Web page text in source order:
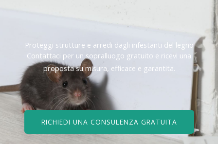
Proteggi strutture e arredi dagli infestanti del legno
Contattaci per un sopralluogo gratuito e ricevi una
proposta su misura, efficace e garantita.
RICHIEDI UNA CONSULENZA GRATUITA